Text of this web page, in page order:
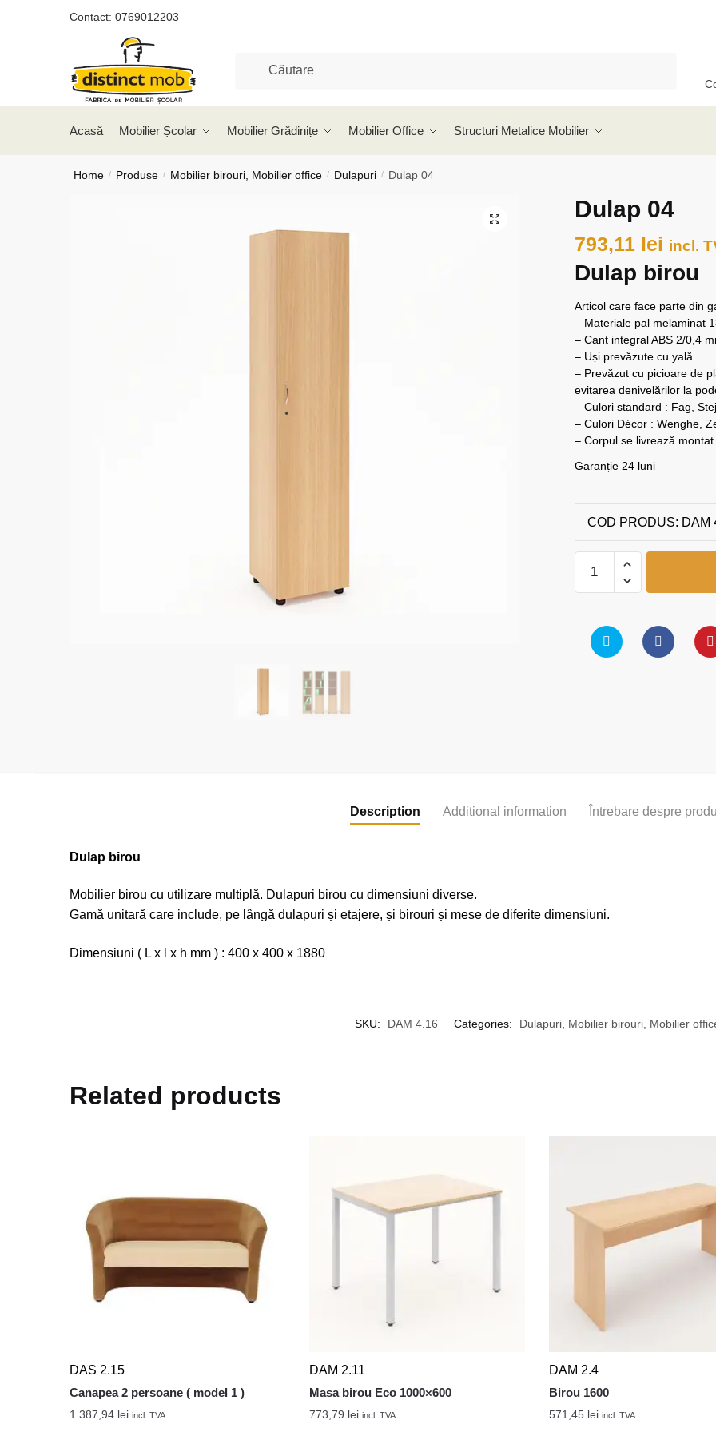
Contact: 0769012203
Acasă Mobilier Școlar Mobilier Grădinițe Mobilier Office Structuri Metalice Mobilier
Home / Produse / Mobilier birouri, Mobilier office / Dulapuri / Dulap 04
🔍 Dulap 04
793,11 lei incl.
Dulap birou
Articol care face parte din
– Materiale pal melaminat
– Cant integral ABS 2/0,4
– Uși prevăzute cu yală
– Prevăzut cu picioare de
evitarea denivelărilor la
– Culori standard : Fag,
– Culori Décor : Wenghe,
– Corpul se livrează montat
Garanție 24 luni
COD PRODUS: DAM
Description Additional information Întrebare despre
Dulap birou
Mobilier birou cu utilizare multiplă. Dulapuri birou cu dimensiuni diverse.
Gamă unitară care include, pe lângă dulapuri și etajere, și birouri și mese de diferite dimensiuni.
Dimensiuni ( L x l x h mm ) : 400 x 400 x 1880
SKU: DAM 4.16 Categories: Dulapuri, Mobilier birouri, Mobilier
Related products
DAS 2.15
Canapea 2 persoane ( model 1 )
1.387,94 lei incl. TVA
DAM 2.11
Masa birou Eco 1000×600
773,79 lei incl. TVA
DAM 2.4
Birou 1600
571,45 lei incl. TVA